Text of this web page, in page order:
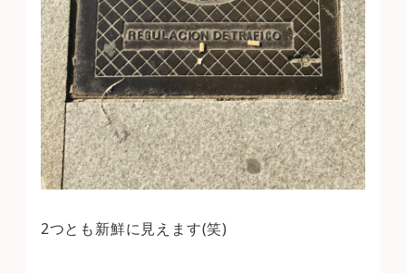
2つとも新鮮に見えます(笑)